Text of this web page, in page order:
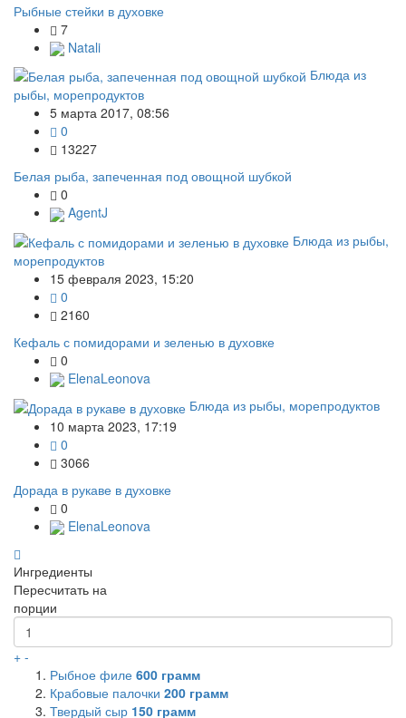
Рыбные стейки в духовке
7
Natali
Блюда из
рыбы, морепродуктов
5 марта 2017, 08:56
0
13227
Белая рыба, запеченная под овощной шубкой
0
AgentJ
Блюда из рыбы,
морепродуктов
15 февраля 2023, 15:20
0
2160
Кефаль с помидорами и зеленью в духовке
0
ElenaLeonova
Блюда из рыбы, морепродуктов
10 марта 2023, 17:19
0
3066
Дорада в рукаве в духовке
0
ElenaLeonova
Ингредиенты
Пересчитать на
порции
+ -
Рыбное филе 600 грамм
Крабовые палочки 200 грамм
Твердый сыр 150 грамм